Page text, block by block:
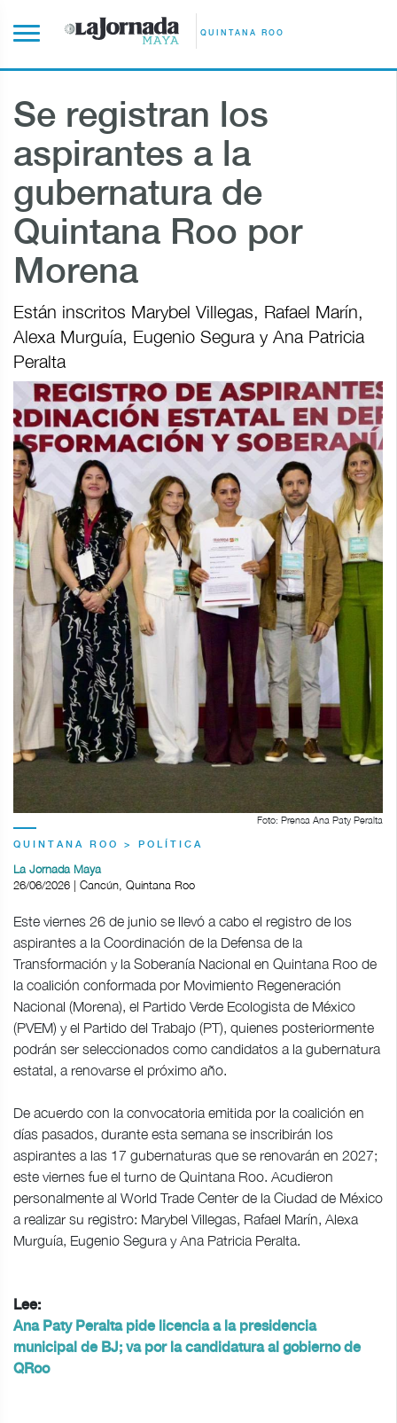
QUINTANA ROO
Se registran los
aspirantes a la
gubernatura de
Quintana Roo por
Morena
Están inscritos Marybel Villegas, Rafael Marín,
Alexa Murguía, Eugenio Segura y Ana Patricia
Peralta
Foto: Prensa Ana Paty Peralta
QUINTANA ROO > POLÍTICA
La Jornada Maya
26/06/2026 | Cancún, Quintana Roo
Este viernes 26 de junio se llevó a cabo el registro de los
aspirantes a la Coordinación de la Defensa de la
Transformación y la Soberanía Nacional en Quintana Roo de
la coalición conformada por Movimiento Regeneración
Nacional (Morena), el Partido Verde Ecologista de México
(PVEM) y el Partido del Trabajo (PT), quienes posteriormente
podrán ser seleccionados como candidatos a la gubernatura
estatal, a renovarse el próximo año.
De acuerdo con la convocatoria emitida por la coalición en
días pasados, durante esta semana se inscribirán los
aspirantes a las 17 gubernaturas que se renovarán en 2027;
este viernes fue el turno de Quintana Roo. Acudieron
personalmente al World Trade Center de la Ciudad de México
a realizar su registro: Marybel Villegas, Rafael Marín, Alexa
Murguía, Eugenio Segura y Ana Patricia Peralta.
Lee:
Ana Paty Peralta pide licencia a la presidencia
municipal de BJ; va por la candidatura al gobierno de
QRoo